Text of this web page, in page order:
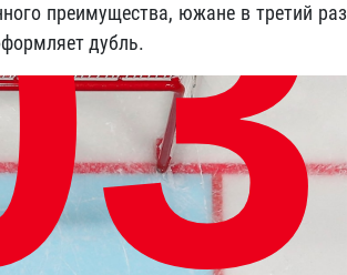
преимущества, южане в третий раз
дубль.